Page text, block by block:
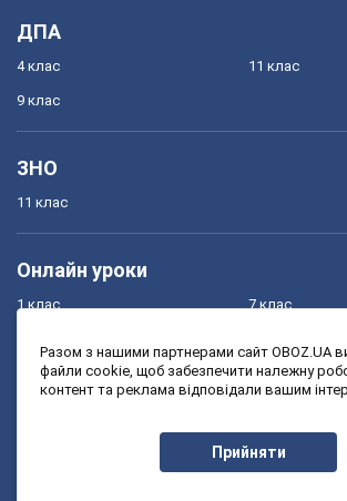
ДПА
4 клас
9 клас
11 клас
ЗНО
11 клас
Онлайн уроки
1 клас
3 клас
7 клас
9 клас
Разом з нашими партнерами сайт OBOZ.UA
файли cookie, щоб забезпечити належну
контент та реклама відповідали вашим
Прийняти